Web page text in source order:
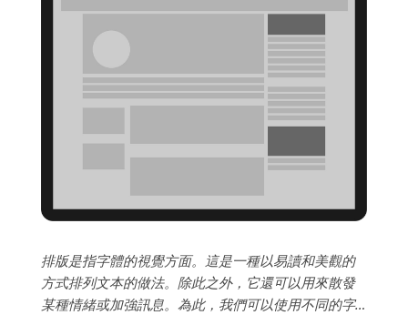
排版是指字體的視覺方面。這是一種以易讀和美觀的
方式排列文本的做法。除此之外，它還可以用來散發
某種情緒或加強訊息。為此，我們可以使用不同的字